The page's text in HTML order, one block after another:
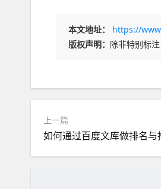
本文地址：
https://
版权声明： 除非特别标
上一篇
如何通过百度文库做排名与